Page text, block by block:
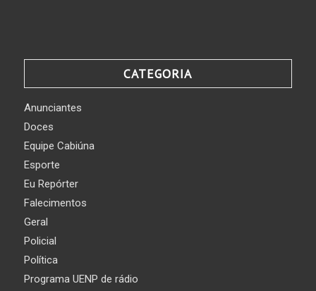
CATEGORIA
Anunciantes
Doces
Equipe Cabiúna
Esporte
Eu Repórter
Falecimentos
Geral
Policial
Política
Programa UENP de rádio